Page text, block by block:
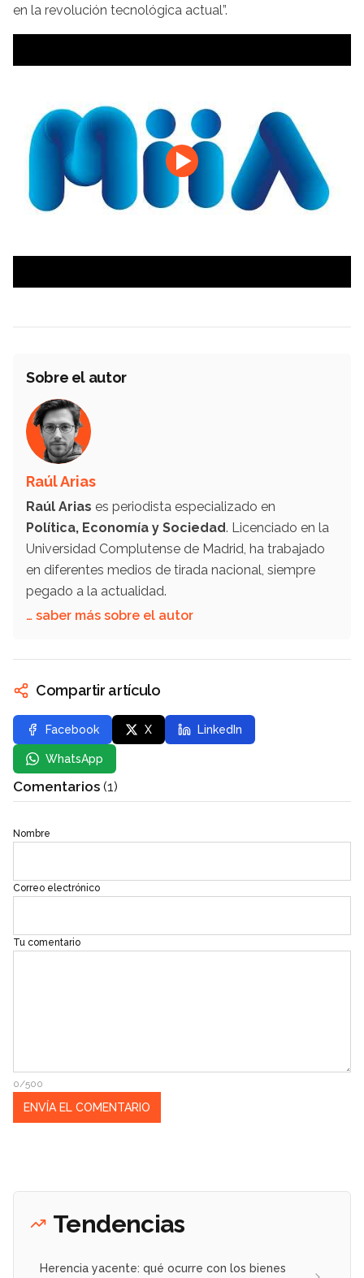
en la revolución tecnológica actual”.
Sobre el autor
Raúl Arias
Raúl Arias es periodista especializado en
Política, Economía y Sociedad. Licenciado en la
Universidad Complutense de Madrid, ha trabajado
en diferentes medios de tirada nacional, siempre
pegado a la actualidad.
… saber más sobre el autor
Compartir artículo
Facebook X LinkedIn
WhatsApp
Comentarios (1)
Nombre
Correo electrónico
Tu comentario
0/500
Tendencias
Herencia yacente: qué ocurre con los bienes